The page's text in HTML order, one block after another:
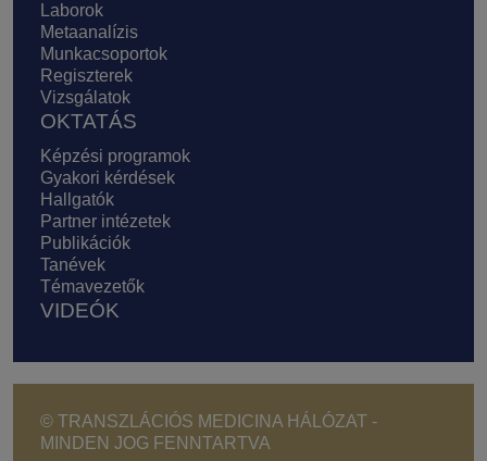
Laborok
Metaanalízis
Munkacsoportok
Regiszterek
Vizsgálatok
OKTATÁS
Képzési programok
Gyakori kérdések
Hallgatók
Partner intézetek
Publikációk
Tanévek
Témavezetők
VIDEÓK
© TRANSZLÁCIÓS MEDICINA HÁLÓZAT -
MINDEN JOG FENNTARTVA